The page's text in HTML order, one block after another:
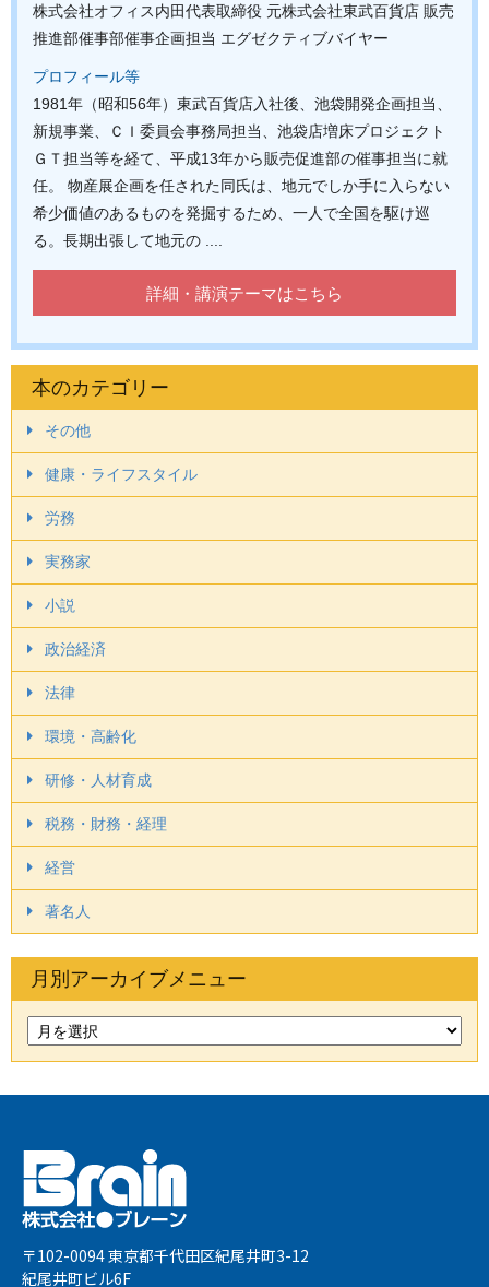
株式会社オフィス内田代表取締役 元株式会社東武百貨店 販売
推進部催事部催事企画担当 エグゼクティブバイヤー
プロフィール等
1981年（昭和56年）東武百貨店入社後、池袋開発企画担当、
新規事業、ＣＩ委員会事務局担当、池袋店増床プロジェクト
ＧＴ担当等を経て、平成13年から販売促進部の催事担当に就
任。 物産展企画を任された同氏は、地元でしか手に入らない
希少価値のあるものを発掘するため、一人で全国を駆け巡
る。長期出張して地元の ....
詳細・講演テーマはこちら
本のカテゴリー
その他
健康・ライフスタイル
労務
実務家
小説
政治経済
法律
環境・高齢化
研修・人材育成
税務・財務・経理
経営
著名人
月別アーカイブメニュー
〒102-0094 東京都千代田区紀尾井町3-12
紀尾井町ビル6F